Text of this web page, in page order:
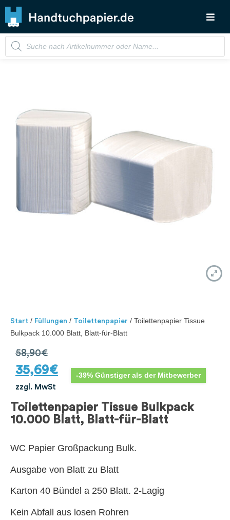
Start / Füllungen / Toilettenpapier / Toilettenpapier Tissue
Bulkpack 10.000 Blatt, Blatt-für-Blatt
58,90€
35,69€
zzgl. MwSt
-39% Günstiger als der Mitbewerber
Toilettenpapier Tissue Bulkpack
10.000 Blatt, Blatt-für-Blatt
WC Papier Großpackung Bulk.
Ausgabe von Blatt zu Blatt
Karton 40 Bündel a 250 Blatt. 2-Lagig
Kein Abfall aus losen Rohren